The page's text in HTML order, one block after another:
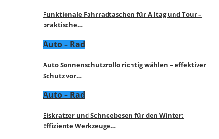
Funktionale Fahrradtaschen für Alltag und Tour –
praktische…
Auto – Rad
Auto Sonnenschutzrollo richtig wählen – effektiver
Schutz vor…
Auto – Rad
Eiskratzer und Schneebesen für den Winter:
Effiziente Werkzeuge…